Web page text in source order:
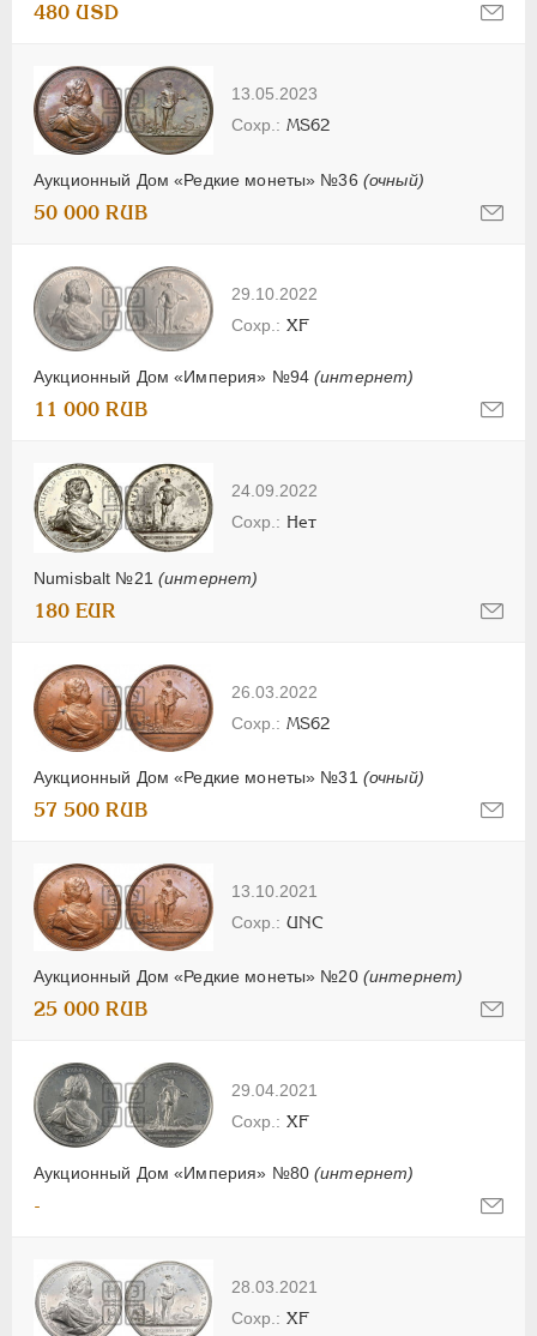
480 USD
13.05.2023
Аукционный Дом «Редкие монеты» №36 (очный)
MS62
50 000 RUB
29.10.2022
Аукционный Дом «Империя» №94(интернет)
XF
11 000 RUB
24.09.2022
Numisbalt №21 (интернет)
Нет
180 EUR
26.03.2022
Аукционный Дом «Редкие монеты» №31 (очный)
MS62
57 500 RUB
13.10.2021
Аукционный Дом «Редкие монеты» №20 (интернет)
UNC
25 000 RUB
29.04.2021
Аукционный Дом «Империя» №80(интернет)
XF
-
28.03.2021
XF